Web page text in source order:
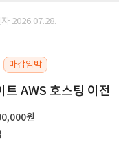
2026.07.28.
마감임박
AWS 호스팅 이전
원